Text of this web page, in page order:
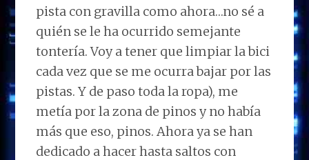
pista con gravilla como ahora…no sé a
quién se le ha ocurrido semejante
tontería. Voy a tener que limpiar la bici
cada vez que se me ocurra bajar por las
pistas. Y de paso toda la ropa), me
metía por la zona de pinos y no había
más que eso, pinos. Ahora ya se han
dedicado a hacer hasta saltos con